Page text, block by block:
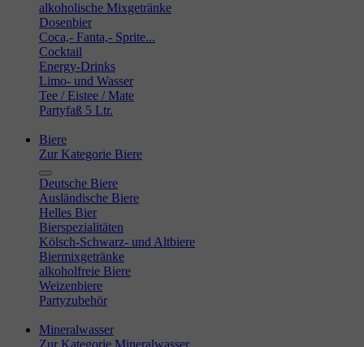
alkoholische Mixgetränke
Dosenbier
Coca,- Fanta,- Sprite...
Cocktail
Energy-Drinks
Limo- und Wasser
Tee / Eistee / Mate
Partyfaß 5 Ltr.
Biere
Zur Kategorie Biere
Deutsche Biere
Ausländische Biere
Helles Bier
Bierspezialitäten
Kölsch-Schwarz- und Altbiere
Biermixgetränke
alkoholfreie Biere
Weizenbiere
Partyzubehör
Mineralwasser
Zur Kategorie Mineralwasser